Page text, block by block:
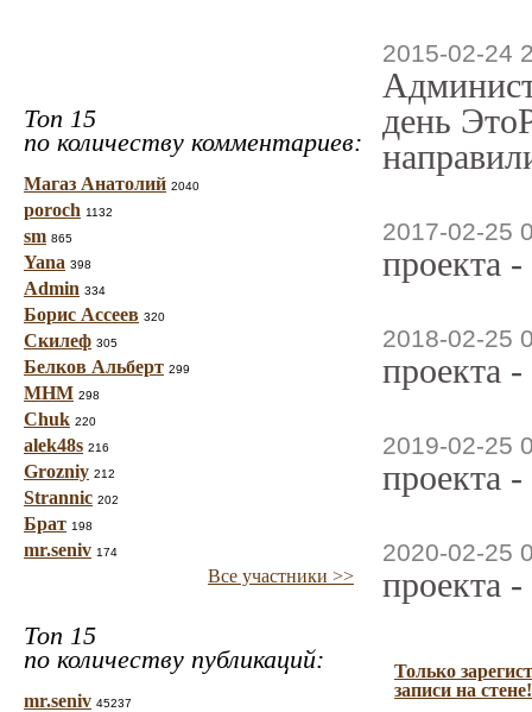
Топ 15
по количеству комментариев:
Магаз Анатолий 2040
poroch 1132
sm 865
Yana 398
Admin 334
Борис Ассеев 320
Скилеф 305
Белков Альберт 299
МНМ 298
Chuk 220
alek48s 216
Grozniy 212
Strannic 202
Брат 198
mr.seniv 174
Все участники >>
Топ 15
по количеству публикаций:
mr.seniv 45237
2015-02-24
день
2017-02-25
проекта
2018-02-25
проекта
2019-02-25
проекта
2020-02-25
проекта
Только
записи на стене!